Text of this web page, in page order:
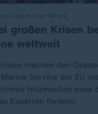
großen Krisen
weltweit
machen den
Service der EU
Hitzewellen etwa
Experten fordern.